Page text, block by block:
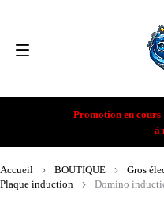
Promotion en cours
à
Accueil BOUTIQUE Gros
Plaque induction
Domino